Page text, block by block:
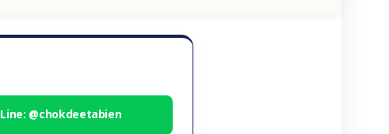
Line: @chokdeetabien